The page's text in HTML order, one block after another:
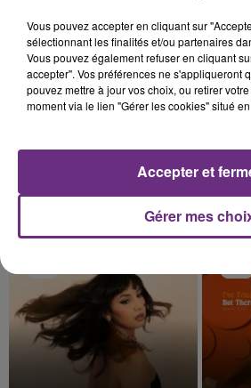
11h48
11h48 11h44
11h44
Vous pouvez accepter en cliquant sur
sélectionnant les finalités et/ou partenaires
Vous pouvez également refuser en cliquant
accepter". Vos préférences ne s'appliqueront
pouvez mettre à jour vos choix, ou retirer
moment via le lien "Gérer les cookies" situé
Gérer mes
Accepter et